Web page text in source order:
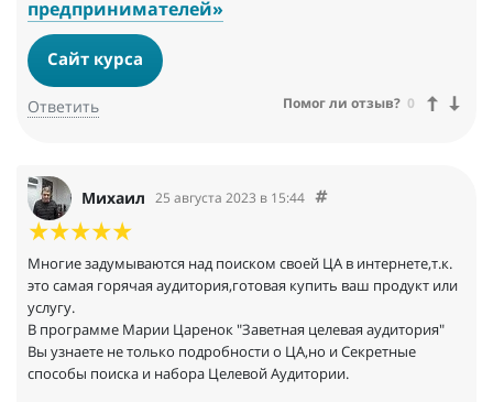
разные функции и как вести ее для разных целей нужно по—
разному, в чем плюсы и минусы продвижения через личную
страницу и сообщество.
Огромное спасибо за такой полезный курс команде ИнфоХит!
Рекомендую всем, кто хочет научиться эффективно работать с
предпринимателей»
Сайт курса
Ответить Помог ли отзыв? 0
Михаил 25 августа 2023 в 15:44
Многие задумываются над поиском своей ЦА в интернете,т.к.
это самая горячая аудитория,готовая купить ваш продукт или
услугу.
В программе Марии Царенок "Заветная целевая аудитория"
Вы узнаете не только подробности о ЦА,но и Секретные
способы поиска и набора Целевой Аудитории.